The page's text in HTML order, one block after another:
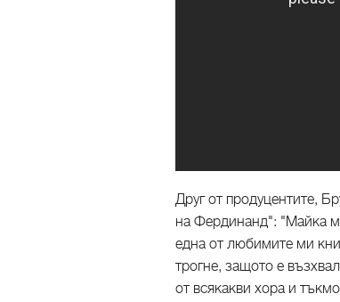
Друг от продуцентите,
на Фердинанд": "Майка
една от любимите ми
трогне, защото е
от всякакви хора и